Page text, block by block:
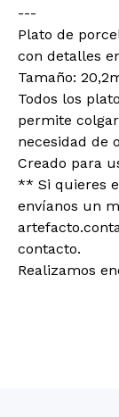
---
Plato de
con detalles
Tamaño:
Todos los
permite
necesidad de
Creado para
** Si quieres
envíanos un
contacto.
Realizamos